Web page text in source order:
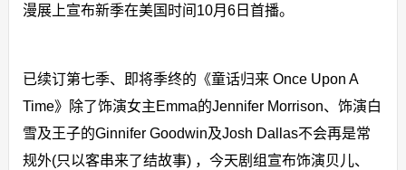
漫展上宣布新季在美国时间10月6日首播。
已续订第七季、即将季终的《童话归来 Once Upon A
Time》除了饰演女主Emma的Jennifer Morrison、饰演白
雪及王子的Ginnifer Goodwin及Josh Dallas不会再是常
规外(只以客串来了结故事) ，今天剧组宣布饰演贝儿、